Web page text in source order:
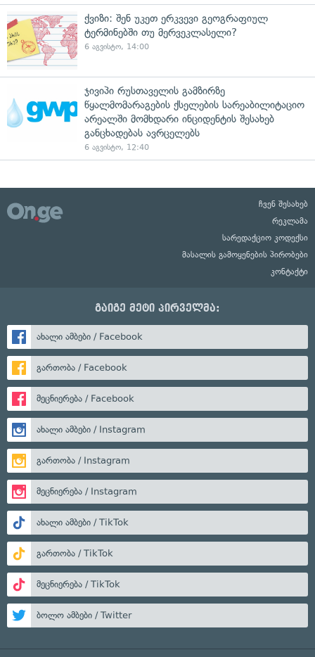
ქვიზი: შენ უკეთ ერკვევი გეოგრაფიულ
ტერმინებში თუ მერვეკლასელი?
6 აგვისტო, 14:00
ჯივიპი რუსთაველის გამზირზე
წყალმომარაგების ქსელების სარეაბილიტაციო
არეალში მომხდარი ინციდენტის შესახებ
განცხადებას ავრცელებს
6 აგვისტო, 12:40
ჩვენ შესახებ
რეკლამა
სარედაქციო კოდექსი
მასალის გამოყენების პირობები
კონტაქტი
გაიგე მეტი პირველმა:
ახალი ამბები / Facebook
გართობა / Facebook
მეცნიერება / Facebook
ახალი ამბები / Instagram
გართობა / Instagram
მეცნიერება / Instagram
ახალი ამბები / TikTok
გართობა / TikTok
მეცნიერება / TikTok
ბოლო ამბები / Twitter